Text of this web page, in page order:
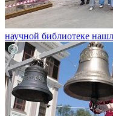
научной библиотеке